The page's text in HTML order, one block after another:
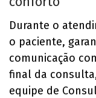
Durante o
o paciente,
comunicação
final da
equipe de